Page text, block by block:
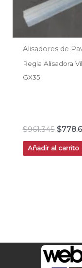
Alisadores de
Regla Alisadora
GX35
$961.345 $
Añadir al carrito